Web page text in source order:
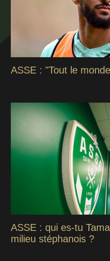
ASSE : "Tout le
ASSE : qui es-tu
milieu stéphanois ?